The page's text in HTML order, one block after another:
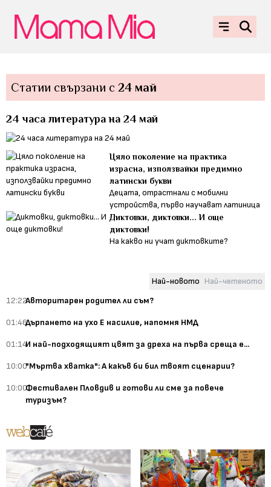
Статии свързани с 24 май
24 часа литература на 24 май
Цяло поколение на практика
израсна, използвайки предимно
латински букви
Децата, отрастнали с мобилни
устройства, първо научават латиница
Диктовки, диктовки... И още
диктовки!
На какво ни учат диктовките?
Най-новото Най-четеното
12:22Авторитарен родител ли съм?
01:46Дърпането на ухо Е насилие, напомня НМД
01:14И най-подходящият цвят за дреха на първа среща е...
10:00"Мъртва хватка": А какъв би бил твоят сценарии?
10:00Фестивален Пловдив и готови ли сме за повече
туризъм?